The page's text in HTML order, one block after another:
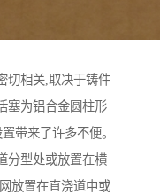
切相关,取决于铸件
塞为铝合金圆柱形
带来了许多不便。
分型处或放置在横
放置在直浇道中或